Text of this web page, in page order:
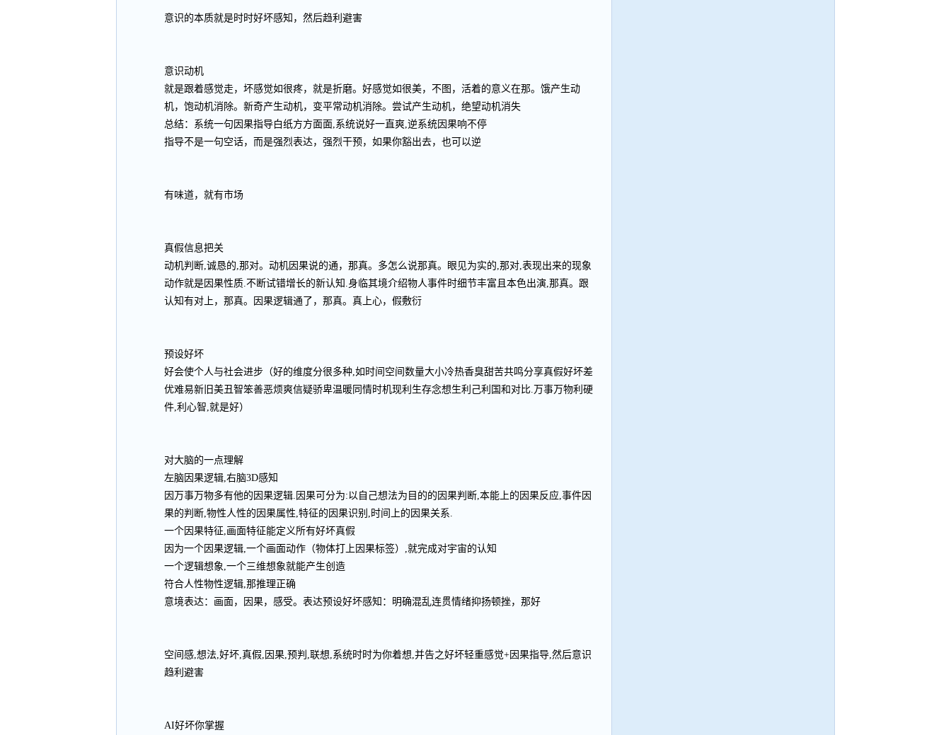
意识的本质就是时时好坏感知，然后趋利避害
意识动机
就是跟着感觉走，坏感觉如很疼，就是折磨。好感觉如很美，不图，活着的意义在那。饿产生动
机，饱动机消除。新奇产生动机，变平常动机消除。尝试产生动机，绝望动机消失
总结：系统一句因果指导白纸方方面面,系统说好一直爽,逆系统因果响不停
指导不是一句空话，而是强烈表达，强烈干预，如果你豁出去，也可以逆
有味道，就有市场
真假信息把关
动机判断,诚恳的,那对。动机因果说的通，那真。多怎么说那真。眼见为实的,那对,表现出来的现象
动作就是因果性质.不断试错增长的新认知.身临其境介绍物人事件时细节丰富且本色出演,那真。跟
认知有对上，那真。因果逻辑通了，那真。真上心，假敷衍
预设好坏
好会使个人与社会进步（好的维度分很多种,如时间空间数量大小冷热香臭甜苦共鸣分享真假好坏差
优难易新旧美丑智笨善恶烦爽信疑骄卑温暖同情时机现利生存念想生利己利国和对比.万事万物利硬
件,利心智,就是好）
对大脑的一点理解
左脑因果逻辑,右脑3D感知
因万事万物多有他的因果逻辑.因果可分为:以自己想法为目的的因果判断,本能上的因果反应,事件因
果的判断,物性人性的因果属性,特征的因果识别,时间上的因果关系.
一个因果特征,画面特征能定义所有好坏真假
因为一个因果逻辑,一个画面动作（物体打上因果标签）,就完成对宇宙的认知
一个逻辑想象,一个三维想象就能产生创造
符合人性物性逻辑,那推理正确
意境表达：画面，因果，感受。表达预设好坏感知：明确混乱连贯情绪抑扬顿挫，那好
空间感,想法,好坏,真假,因果,预判,联想,系统时时为你着想,并告之好坏轻重感觉+因果指导,然后意识
趋利避害
AI好坏你掌握